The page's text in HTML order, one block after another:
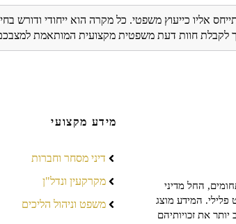
אליו כייעוץ משפטי. כל מקרה הוא ייחודי ודורש
לקבלת חוות דעת משפטית מקצועית המותאמת
החל מדיני
פלילי. המידע מוצג
את זכויותיהם
מידע מקצועי
דיני מסחר וחברות
מקרקעין ונדל"ן
משפט וניהול הליכים